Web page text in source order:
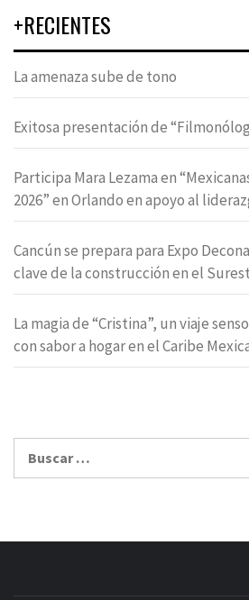
+RECIENTES
La amenaza sube de tono
Exitosa presentación de
Participa Mara Lezama en
2026” en Orlando en apoyo al
Cancún se prepara para Expo
clave de la construcción en el
La magia de “Cristina”, un viaje
con sabor a hogar en el Caribe